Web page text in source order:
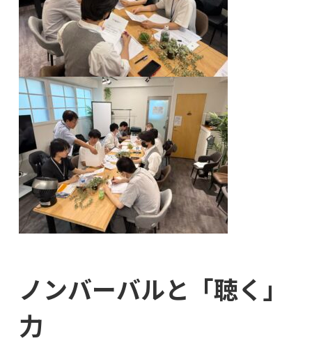
ノンバーバルと「聴く」
力